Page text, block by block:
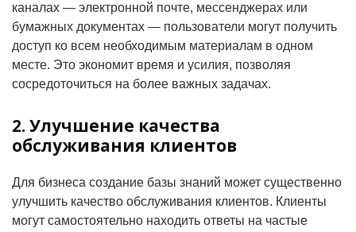
каналах — электронной почте, мессенджерах или
бумажных документах — пользователи могут получить
доступ ко всем необходимым материалам в одном
месте. Это экономит время и усилия, позволяя
сосредоточиться на более важных задачах.
2. Улучшение качества
обслуживания клиентов
Для бизнеса создание базы знаний может существенно
улучшить качество обслуживания клиентов. Клиенты
могут самостоятельно находить ответы на частые